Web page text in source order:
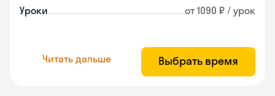
Уроки от 1090 ₽ / урок
Читать дальше Выбрать время